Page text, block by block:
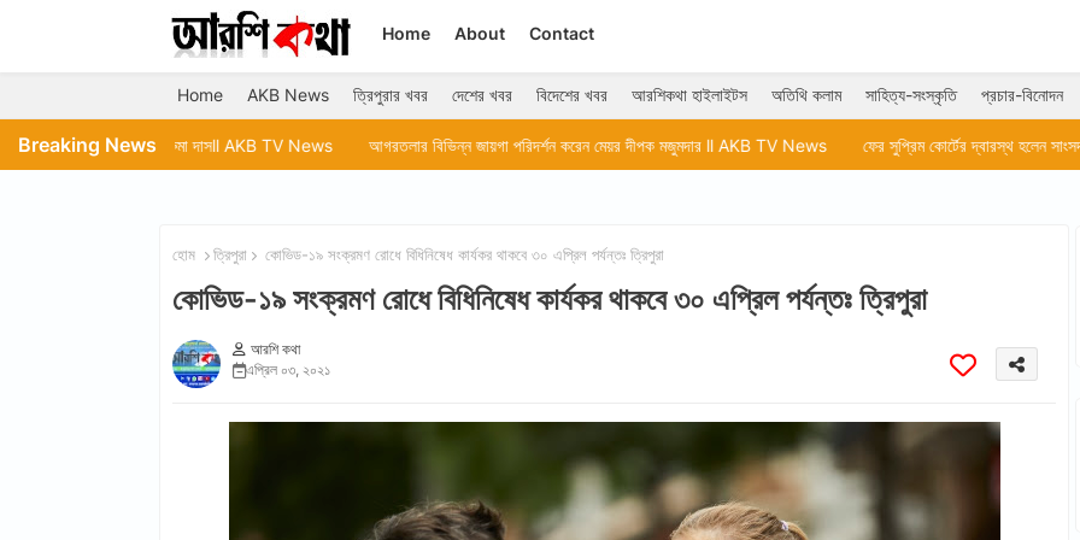
Home About Contact
Home AKB News ত্রিপুরার খবর দেশের খবর বিদেশের খবর আরশিকথা হাইলাইটস অতিথি কলাম সাহিত্য-সংস্কৃতি প্রচার-বিনোদন
Breaking News
রুমা দাসll AKB TV News আগরতলার বিভিন্ন জায়গা পরিদর্শন করেন মেয়র দীপক মজুমদার ll AKB TV News ফের সুপ্রিম কোর্টের দ্বারস্থ হলেন সাংসদ অভিষেক
হোম ত্রিপুরা কোভিড-১৯ সংক্রমণ রোধে বিধিনিষেধ কার্যকর থাকবে ৩০ এপ্রিল পর্যন্তঃ ত্রিপুরা
কোভিড-১৯ সংক্রমণ রোধে বিধিনিষেধ কার্যকর থাকবে ৩০ এপ্রিল পর্যন্তঃ ত্রিপুরা
আরশি কথা
এপ্রিল ০৩, ২০২১